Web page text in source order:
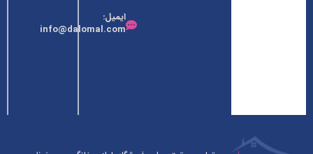
ایمیل:
info@dalomal.com